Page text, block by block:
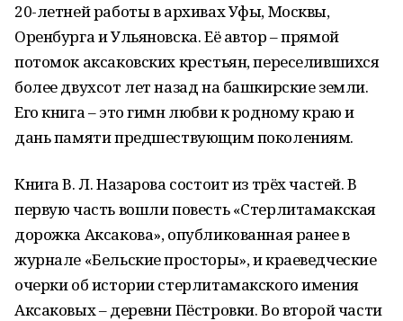
20-летней работы в архивах Уфы, Москвы,
Оренбурга и Ульяновска. Её автор – прямой
потомок аксаковских крестьян, переселившихся
более двухсот лет назад на башкирские земли.
Его книга – это гимн любви к родному краю и
дань памяти предшествующим поколениям.
Книга В. Л. Назарова состоит из трёх частей. В
первую часть вошли повесть «Стерлитамакская
дорожка Аксакова», опубликованная ранее в
журнале «Бельские просторы», и краеведческие
очерки об истории стерлитамакского имения
Аксаковых – деревни Пёстровки. Во второй части